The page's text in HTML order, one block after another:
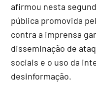
afirmou nesta
pública promovida
contra a imprensa
disseminação de
sociais e o uso da
desinformação.